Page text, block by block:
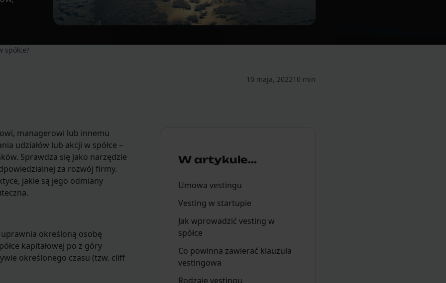
spółce?
10 maja, 202210 min
managerowi lub innemu
udziałów lub akcji w spółce –
Sprawdza się jako narzędzie
za rozwój firmy.
jakie są jego odmiany
określoną osobę
kapitałowej po z góry
określonego czasu (tzw. cliff
W artykule...
Umowa vestingu
Vesting w startupie
Jak wprowadzić vesting w
spółce
Co powinna zawierać klauzula
vestingowa
Rodzaje vestingu